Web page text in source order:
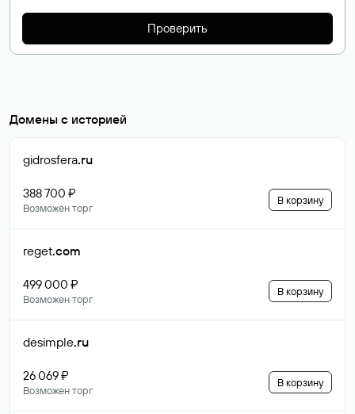
Проверить
Домены с историей
gidrosfera.ru
388 700 ₽
Возможен торг
В корзину
reget.com
499 000 ₽
Возможен торг
В корзину
desimple.ru
26 069 ₽
Возможен торг
В корзину